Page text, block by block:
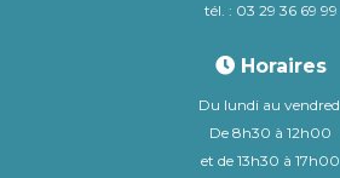
tél. : 03 29 36 69 99
Horaires
Du lundi au
De 8h30 à 12h00
et de 13h30 à 17h00